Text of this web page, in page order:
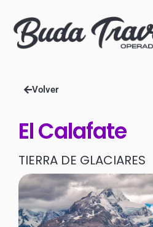
Volver
El Calafate
TIERRA DE GLACIARES